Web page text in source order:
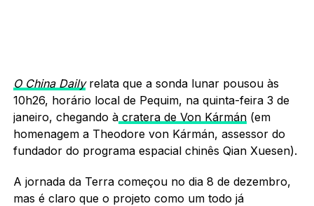
O China Dailyrelata que a sonda lunar pousou às
10h26, horário local de Pequim, na quinta-feira 3 de
janeiro, chegando àcratera de Von Kármán(em
homenagem a Theodore von Kármán, assessor do
fundador do programa espacial chinês Qian Xuesen).
A jornada da Terra começou no dia 8 de dezembro,
mas é claro que o projeto como um todo já